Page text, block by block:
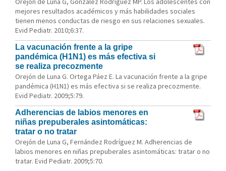
mejores resultados académicos y más habilidades sociales
tienen menos conductas de riesgo en sus relaciones sexuales.
Evid Pediatr. 2010;6:37.
La vacunación frente a la gripe
pandémica (H1N1) es más efectiva si
se realiza precozmente
Orejón de Luna G. Ortega Páez E. La vacunación frente a la gripe
pandémica (H1N1) es más efectiva si se realiza precozmente.
Evid Pediatr. 2009;5:79.
Adherencias de labios menores en
niñas prepuberales asintomáticas:
tratar o no tratar
Orejón de Luna G, Fernández Rodríguez M. Adherencias de
labios menores en niñas prepuberales asintomáticas: tratar o no
tratar. Evid Pediatr. 2009;5:70.